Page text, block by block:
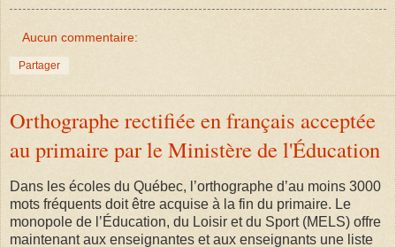
Aucun commentaire:
Partager
Orthographe rectifiée en français acceptée
au primaire par le Ministère de l'Éducation
Dans les écoles du Québec, l’orthographe d’au moins 3000
mots fréquents doit être acquise à la fin du primaire. Le
monopole de l’Éducation, du Loisir et du Sport (MELS) offre
maintenant aux enseignantes et aux enseignants une liste